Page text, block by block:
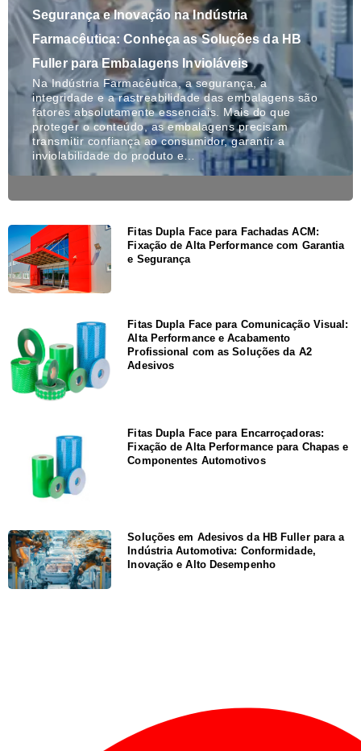
Segurança e Inovação na Indústria
Farmacêutica: Conheça as Soluções da HB
Fuller para Embalagens Invioláveis
Na Indústria Farmacêutica, a segurança, a
integridade e a rastreabilidade das embalagens são
fatores absolutamente essenciais. Mais do que
proteger o conteúdo, as embalagens precisam
transmitir confiança ao consumidor, garantir a
inviolabilidade do produto e…
Fitas Dupla Face para Fachadas ACM:
Fixação de Alta Performance com Garantia
e Segurança
Fitas Dupla Face para Comunicação Visual:
Alta Performance e Acabamento
Profissional com as Soluções da A2
Adesivos
Fitas Dupla Face para Encarroçadoras:
Fixação de Alta Performance para Chapas e
Componentes Automotivos
Soluções em Adesivos da HB Fuller para a
Indústria Automotiva: Conformidade,
Inovação e Alto Desempenho